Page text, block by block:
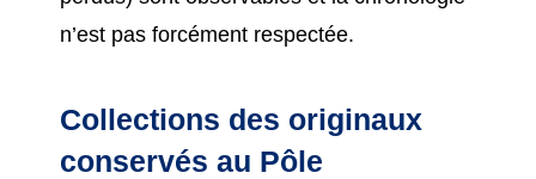
n’est pas forcément respectée.
Collections des originaux
conservés au Pôle